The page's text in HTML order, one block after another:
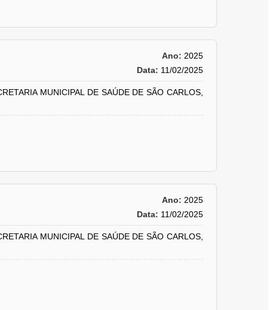
Ano: 2025
Data: 11/02/2025
MUNICIPAL DE SAÚDE DE SÃO CARLOS,
Ano: 2025
Data: 11/02/2025
MUNICIPAL DE SAÚDE DE SÃO CARLOS,